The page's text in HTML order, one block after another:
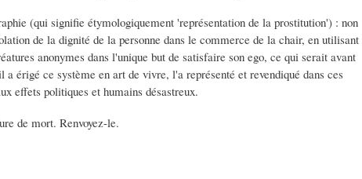
(qui signifie étymologiquement 'représentation de la prostitution') : non
de la dignité de la personne dans le commerce de la chair, en utilisant
anonymes dans l'unique but de satisfaire son ego, ce qui serait avant
érigé ce système en art de vivre, l'a représenté et revendiqué dans ces
effets politiques et humains désastreux.
de mort. Renvoyez-le.